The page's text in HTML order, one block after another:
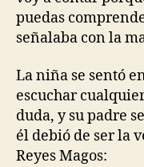
puedas
señalaba con la
La niña se sentó
escuchar
duda, y su padre
él debió de ser la
Reyes Magos: